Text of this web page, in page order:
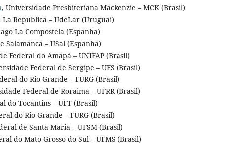
, Universidade Presbiteriana Mackenzie – MCK (Brasil)
Republica – UdeLar (Uruguai)
La Compostela (Espanha)
Salamanca – USal (Espanha)
Federal do Amapá – UNIFAP (Brasil)
Federal de Sergipe – UFS (Brasil)
do Rio Grande – FURG (Brasil)
Federal de Roraima – UFRR (Brasil)
do Tocantins – UFT (Brasil)
do Rio Grande – FURG (Brasil)
de Santa Maria – UFSM (Brasil)
do Mato Grosso do Sul – UFMS (Brasil)